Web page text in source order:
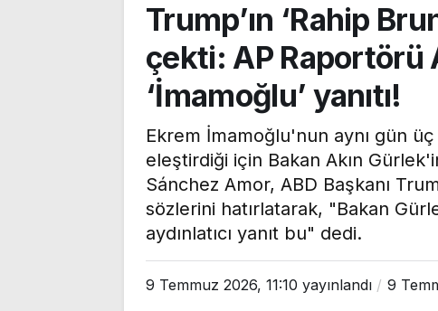
Trump’ın ‘Rahip
çekti: AP Raportörü
‘İmamoğlu’ yanıtı!
Ekrem İmamoğlu'nun aynı gün üç
eleştirdiği için Bakan Akın
Sánchez Amor, ABD Başkanı
sözlerini hatırlatarak, "Bakan
aydınlatıcı yanıt bu" dedi.
9 Temmuz 2026, 11:10 yayınlandı 9
Nazlıaka’dan
tepki:
Frankfurt, Hull